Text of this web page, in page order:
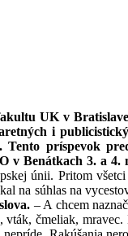
UK v
i
príspevok
v Benátkach 3. a 4.
únii. Pritom
na súhlas na
– A chcem
čmeliak,